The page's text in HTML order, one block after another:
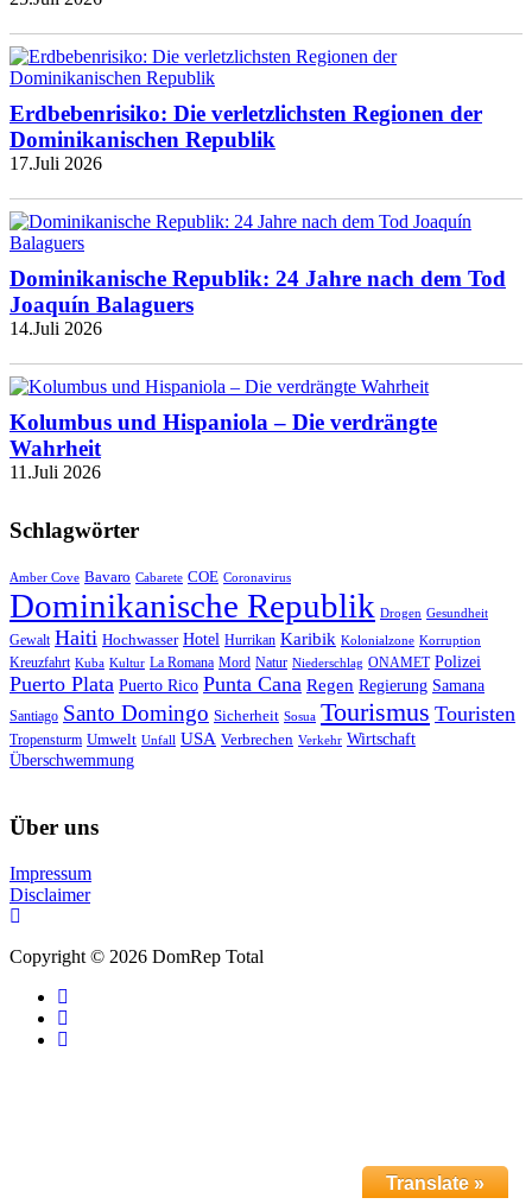
Erdbebenrisiko: Die verletzlichsten Regionen der
Dominikanischen Republik
17.Juli 2026
Dominikanische Republik: 24 Jahre nach dem Tod
Joaquín Balaguers
14.Juli 2026
Kolumbus und Hispaniola – Die verdrängte
Wahrheit
11.Juli 2026
Schlagwörter
Amber Cove Bavaro Cabarete COE Coronavirus
Dominikanische Republik Drogen Gesundheit
Gewalt Haiti Hochwasser Hotel Hurrikan Karibik Kolonialzone Korruption
Kreuzfahrt Kuba Kultur La Romana Mord Natur Niederschlag ONAMET Polizei
Puerto Plata Puerto Rico Punta Cana Regen Regierung Samana
Santiago Santo Domingo Sicherheit Sosua Tourismus Touristen
Tropensturm Umwelt Unfall USA Verbrechen Verkehr Wirtschaft
Überschwemmung
Über uns
Impressum
Disclaimer
Copyright © 2026 DomRep Total
Translate »